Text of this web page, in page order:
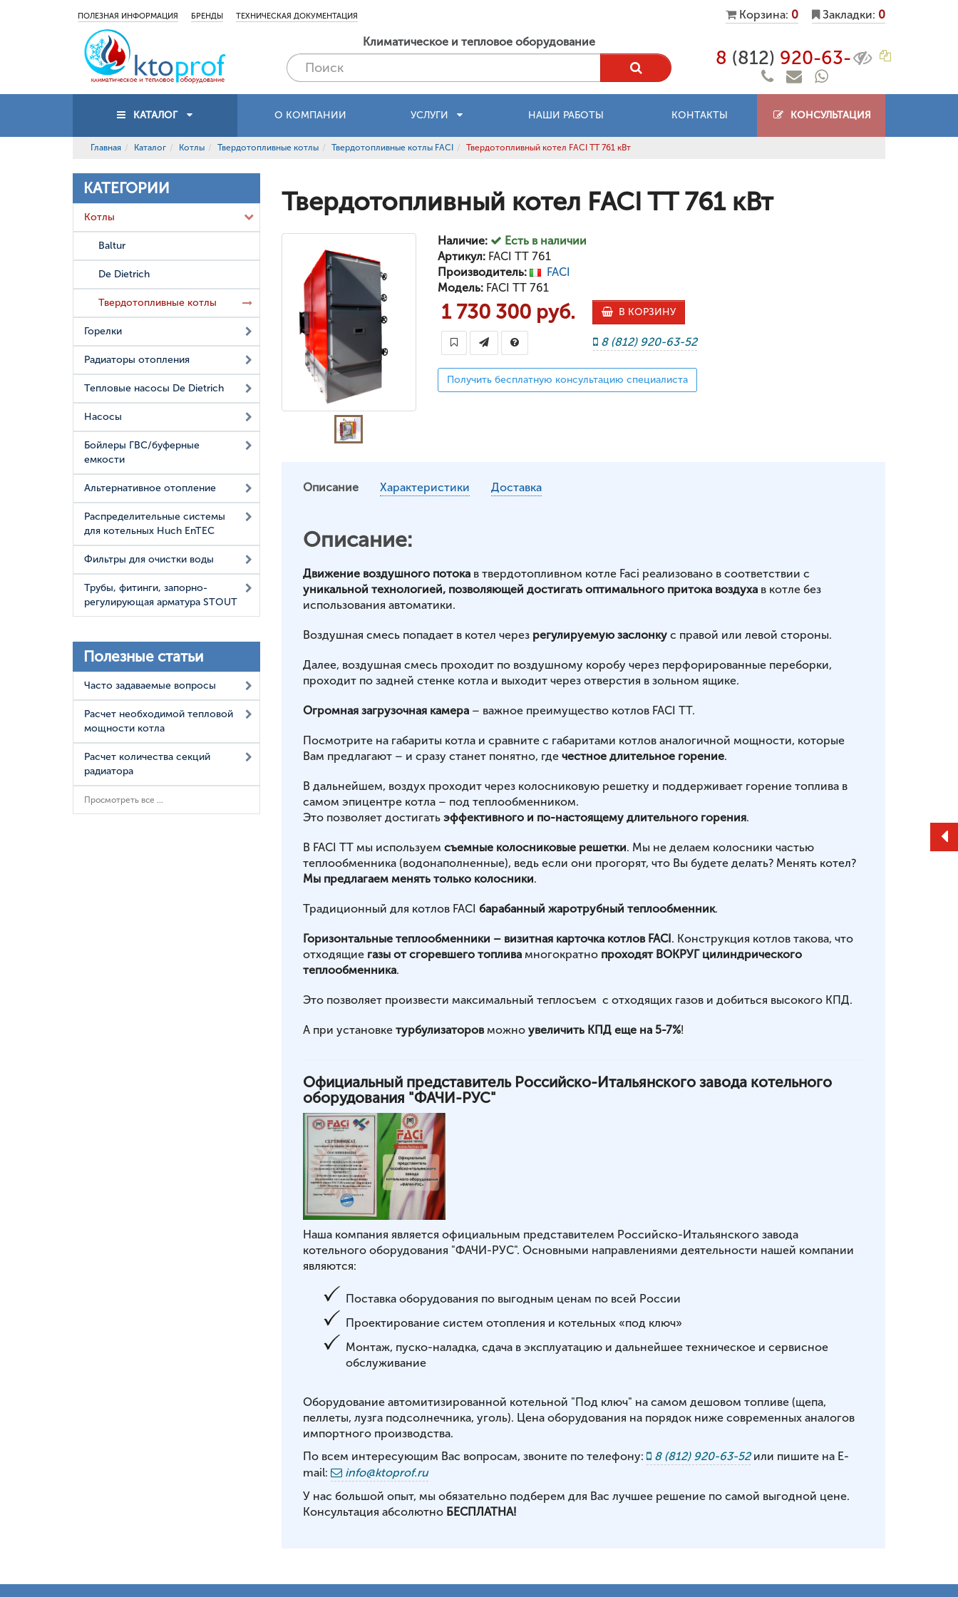
ПОЛЕЗНАЯ ИНФОРМАЦИЯ БРЕНДЫ ТЕХНИЧЕСКАЯ ДОКУМЕНТАЦИЯ Корзина: 0 Закладки: 0
Климатическое и тепловое оборудование
8 (812) 920-63-
КАТАЛОГ О КОМПАНИИ УСЛУГИ НАШИ РАБОТЫ КОНТАКТЫ КОНСУЛЬТАЦИЯ
Главная Каталог Котлы Твердотопливные котлы Твердотопливные котлы FACI Твердотопливный котел FACI TT 761 кВт
КАТЕГОРИИ
Котлы
Baltur
De Dietrich
Твердотопливные котлы
Горелки
Радиаторы отопления
Тепловые насосы De Dietrich
Насосы
Бойлеры ГВС/буферные
емкости
Альтернативное отопление
Распределительные системы
для котельных Huch EnTEC
Фильтры для очистки воды
Трубы, фитинги, запорно-
регулирующая арматура STOUT
Полезные статьи
Часто задаваемые вопросы
Расчет необходимой тепловой
мощности котла
Расчет количества секций
радиатора
Просмотреть все ...
Твердотопливный котел FACI TT 761 кВт
Наличие:
Есть в наличии
Артикул:FACI TT 761
Производитель:
FACI
Модель:FACI TT 761
1 730 300 руб. В КОРЗИНУ
8 (812) 920-63-52
Получить бесплатную консультацию специалиста
Описание Характеристики Доставка
Описание:
Движение воздушного потокав твердотопливном котле Faci реализовано в соответствии с
уникальной технологией, позволяющей достигать оптимального притока воздухав котле без
использования автоматики.
Воздушная смесь попадает в котел через регулируемую заслонкус правой или левой стороны.
Далее, воздушная смесь проходит по воздушному коробу через перфорированные переборки,
проходит по задней стенке котла и выходит через отверстия в зольном ящике.
Огромная загрузочная камера– важное преимущество котлов FACI TT.
Посмотрите на габариты котла и сравните с габаритами котлов аналогичной мощности, которые
Вам предлагают – и сразу станет понятно, где честное длительное горение.
В дальнейшем, воздух проходит через колосниковую решетку и поддерживает горение топлива в
самом эпицентре котла – под теплообменником.
Это позволяет достигать эффективного и по-настоящему длительного горения.
В FACI TT мы используем съемные колосниковые решетки. Мы не делаем колосники частью
теплообменника (водонаполненные), ведь если они прогорят, что Вы будете делать? Менять котел?
Мы предлагаем менять только колосники.
Традиционный для котлов FACI барабанный жаротрубный теплообменник.
Горизонтальные теплообменники – визитная карточка котлов FACI . Конструкция котлов такова, что
отходящиегазы от сгоревшего топлива многократно проходят ВОКРУГ цилиндрического
теплообменника.
Это позволяет произвести максимальный теплосъем с отходящих газов и добиться высокого КПД.
А при установке турбулизаторовможно увеличить КПД еще на 5-7%!
Официальный представитель Российско-Итальянского завода котельного
оборудования "ФАЧИ-РУС"
Наша компания является официальным представителем Российско-Итальянского завода
котельного оборудования "ФАЧИ-РУС". Основными направлениями деятельности нашей компании
являются:
Поставка оборудования по выгодным ценам по всей России
Проектирование систем отопления и котельных «под ключ»
Монтаж, пуско-наладка, сдача в эксплуатацию и дальнейшее техническое и сервисное
обслуживание
Оборудование автомитизированной котельной "Под ключ" на самом дешовом топливе (щепа,
пеллеты, лузга подсолнечника, уголь). Цена оборудования на порядок ниже современных аналогов
импортного производства.
По всем интересующим Вас вопросам, звоните по телефону:
8 (812) 920-63-52или пишите на E-
mail:
info@ktoprof.ru
У нас большой опыт, мы обязательно подберем для Вас лучшее решение по самой выгодной цене.
Консультация абсолютно БЕСПЛАТНА!